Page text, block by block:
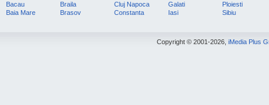
Bacau
Baia Mare
Braila
Brasov
Cluj Napoca
Constanta
Galati
Iasi
Ploiesti
Sibiu
Copyright © 2001-2026, iMedia Plus